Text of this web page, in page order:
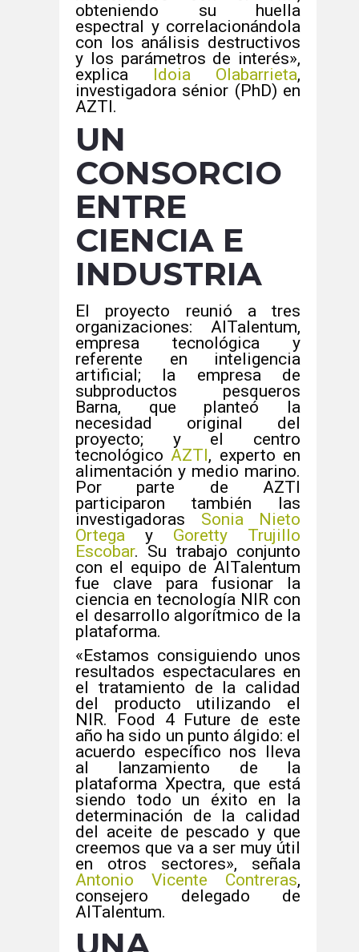
obteniendo su huella
espectral y correlacionándola
con los análisis destructivos
y los parámetros de interés»,
explica Idoia Olabarrieta,
investigadora sénior (PhD) en
AZTI.
UN
CONSORCIO
ENTRE
CIENCIA E
INDUSTRIA
El proyecto reunió a tres
organizaciones: AITalentum,
empresa tecnológica y
referente en inteligencia
artificial; la empresa de
subproductos pesqueros
Barna, que planteó la
necesidad original del
proyecto; y el centro
tecnológico AZTI, experto en
alimentación y medio marino.
Por parte de AZTI
participaron también las
investigadoras Sonia Nieto
Ortega y Goretty Trujillo
Escobar. Su trabajo conjunto
con el equipo de AITalentum
fue clave para fusionar la
ciencia en tecnología NIR con
el desarrollo algorítmico de la
plataforma.
«Estamos consiguiendo unos
resultados espectaculares en
el tratamiento de la calidad
del producto utilizando el
NIR. Food 4 Future de este
año ha sido un punto álgido: el
acuerdo específico nos lleva
al lanzamiento de la
plataforma Xpectra, que está
siendo todo un éxito en la
determinación de la calidad
del aceite de pescado y que
creemos que va a ser muy útil
en otros sectores», señala
Antonio Vicente Contreras,
consejero delegado de
AITalentum.
UNA